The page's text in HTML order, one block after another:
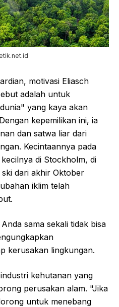
motivasi Eliasch
adalah untuk
yang kaya akan
kepemilikan ini, ia
dan satwa liar dari
Kecintaannya pada
di Stockholm, di
dari akhir Oktober
iklim telah
sama sekali tidak bisa
kerusakan lingkungan.
kehutanan yang
perusakan alam. "Jika
untuk menebang